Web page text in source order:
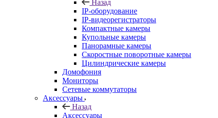
Назад
IP-оборудование
IP-видеорегистраторы
Компактные камеры
Купольные камеры
Панорамные камеры
Скоростные поворотные камеры
Цилиндрические камеры
Домофония
Мониторы
Сетевые коммутаторы
Аксессуары
Назад
Аксессуары